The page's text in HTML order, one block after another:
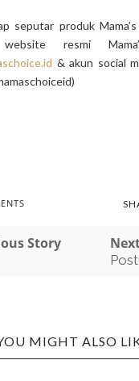
seputar produk
resmi
& akun social
Story
MIGHT ALSO